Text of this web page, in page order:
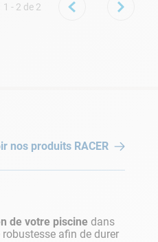
1 - 2 de 2
nos produits RACER
de votre piscine dans
afin de durer